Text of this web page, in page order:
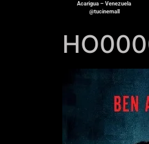
Acarigua – Venezuela
@tucinemall